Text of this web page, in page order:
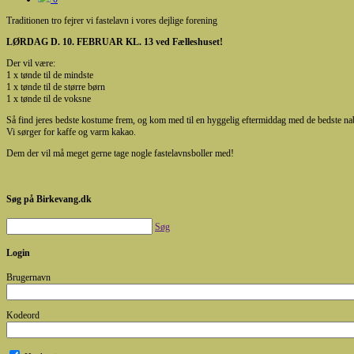
Traditionen tro fejrer vi fastelavn i vores dejlige forening
LØRDAG D. 10. FEBRUAR KL. 13 ved Fælleshuset!
Der vil være:
1 x tønde til de mindste
1 x tønde til de større børn
1 x tønde til de voksne
Så find jeres bedste kostume frem, og kom med til en hyggelig eftermiddag med de bedste
Vi sørger for kaffe og varm kakao.
Dem der vil må meget gerne tage nogle fastelavnsboller med!
Søg på Birkevang.dk
Søg
Login
Brugernavn
Kodeord